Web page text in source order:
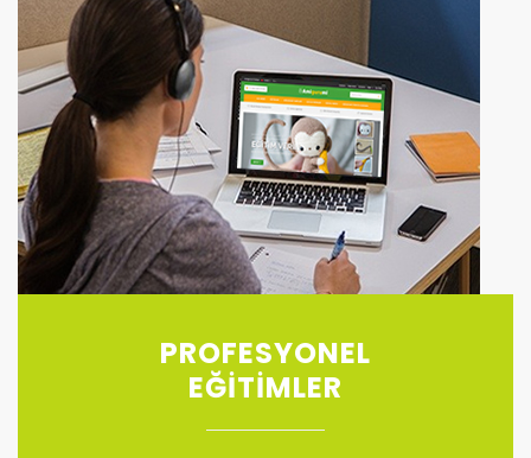
PROFESYONEL
EĞİTİMLER